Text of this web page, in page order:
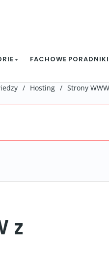
FACHOWE PORADNIKI
/ Hosting / Strony WWW
z